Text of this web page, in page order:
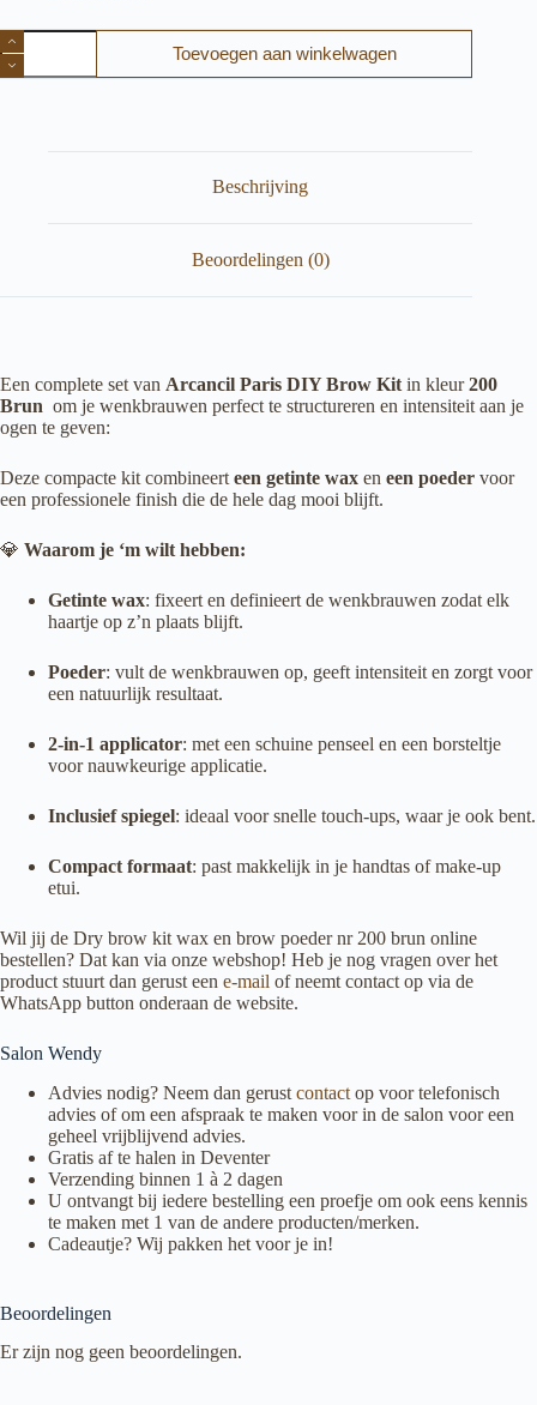
Dry
brow
kit
Toevoegen aan winkelwagen
Beschrijving
Beoordelingen (0)
Een complete set van Arcancil Paris DIY Brow Kit in kleur200
Brun om je wenkbrauwen perfect te structureren en intensiteit aan je
ogen te geven:
Deze compacte kit combineert een getinte wax en een poeder voor
een professionele finish die de hele dag mooi blijft.
💎 Waarom je ‘m wilt hebben:
Getinte wax: fixeert en definieert de wenkbrauwen zodat elk
haartje op z’n plaats blijft.
Poeder: vult de wenkbrauwen op, geeft intensiteit en zorgt voor
een natuurlijk resultaat.
2-in-1 applicator: met een schuine penseel en een borsteltje
voor nauwkeurige applicatie.
Inclusief spiegel: ideaal voor snelle touch-ups, waar je ook bent.
Compact formaat: past makkelijk in je handtas of make-up
etui.
Wil jij de Dry brow kit wax en brow poeder nr 200 brun online
bestellen? Dat kan via onze webshop! Heb je nog vragen over het
product stuurt dan gerust een e-mail of neemt contact op via de
WhatsApp button onderaan de website.
Salon Wendy
Advies nodig? Neem dan gerust contact op voor telefonisch
advies of om een afspraak te maken voor in de salon voor een
geheel vrijblijvend advies.
Gratis af te halen in Deventer
Verzending binnen 1 à 2 dagen
U ontvangt bij iedere bestelling een proefje om ook eens kennis
te maken met 1 van de andere producten/merken.
Cadeautje? Wij pakken het voor je in!
Beoordelingen
Er zijn nog geen beoordelingen.